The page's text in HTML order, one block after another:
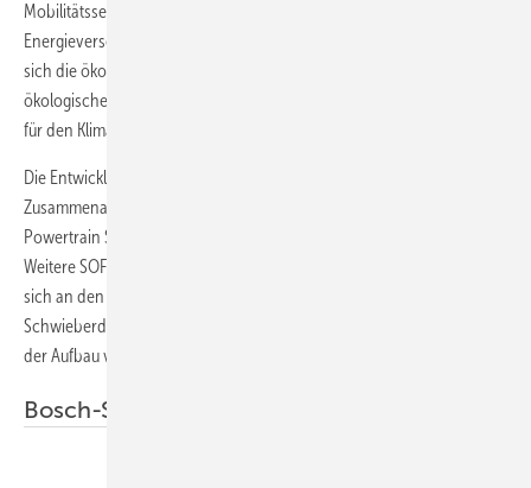
Mobilitätssektor als auch im Bereich der stationären
Energieversorgung. Und nicht nur das: Beim Wasserstoff ergänzen
sich die ökonomischen Perspektiven wunderbar mit dem
ökologischen Nutzen. Diese Technologie ist eine Schlüsseltechnologie
für den Klimaschutz.“
Die Entwicklung der neuartigen Brennstoffzellensysteme hat die enge
Zusammenarbeit der Bosch-Bereiche Corporate Research,
Powertrain Solutions und Thermotechnology möglich gemacht.
Weitere SOFC-Pilotanlagen zur Erprobung und Validierung befinden
sich an den Bosch-Standorten Bamberg, Homburg, Renningen und
Schwieberdingen. In Stuttgart-Feuerbach und Salzgitter ist ebenfalls
der Aufbau von Demonstrator-Anlagen geplant.
Bosch-Standorte ohne CO